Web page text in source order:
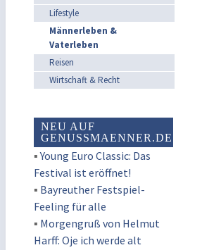
Lifestyle
Männerleben &
Vaterleben
Reisen
Wirtschaft & Recht
NEU AUF
GENUSSMAENNER.DE
▪Young Euro Classic: Das
Festival ist eröffnet!
▪ Bayreuther Festspiel-
Feeling für alle
▪ Morgengruß von Helmut
Harff: Oje ich werde alt